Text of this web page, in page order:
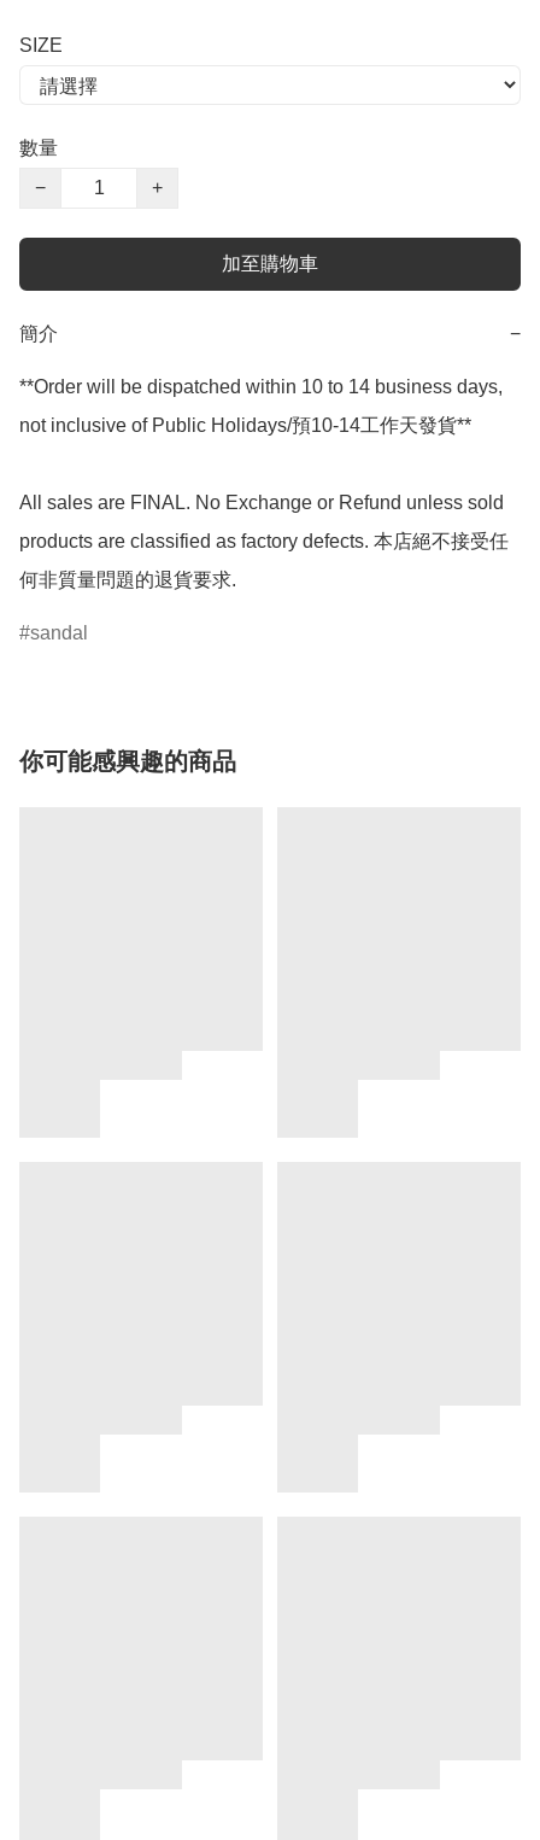
SIZE
數量
−
+
加至購物車
簡介 −
**Order will be dispatched within 10 to 14 business days,
not inclusive of Public Holidays/預10-14工作天發貨**
All sales are FINAL. No Exchange or Refund unless sold
products are classified as factory defects. 本店絕不接受任
何非質量問題的退貨要求.
sandal
你可能感興趣的商品